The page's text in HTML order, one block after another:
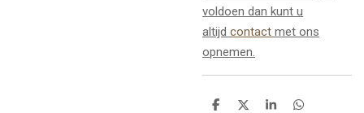
voldoen dan kunt u
altijd contact met ons
opnemen.
D
D
S
D